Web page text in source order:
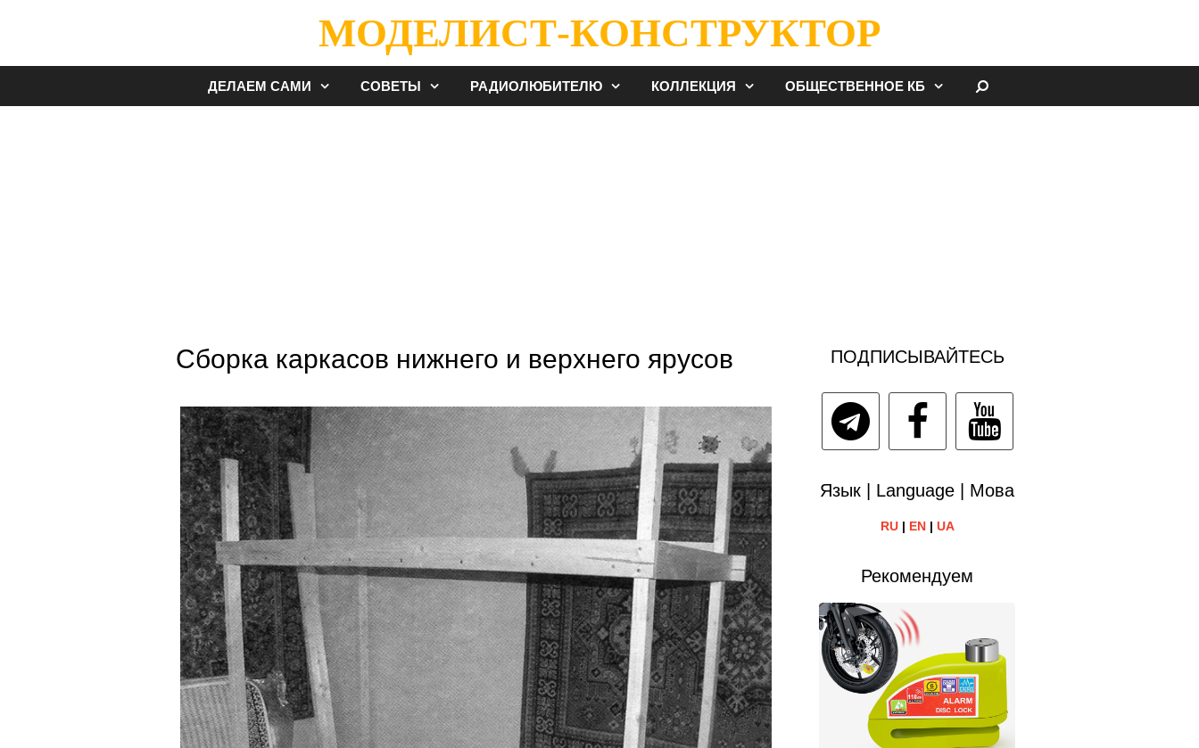
МОДЕЛИСТ-КОНСТРУКТОР
ДЕЛАЕМ САМИ СОВЕТЫ РАДИОЛЮБИТЕЛЮ КОЛЛЕКЦИЯ ОБЩЕСТВЕННОЕ КБ
Сборка каркасов нижнего и верхнего ярусов ПОДПИСЫВАЙТЕСЬ
Язык | Language | Мова
RU| EN| UA
Рекомендуем